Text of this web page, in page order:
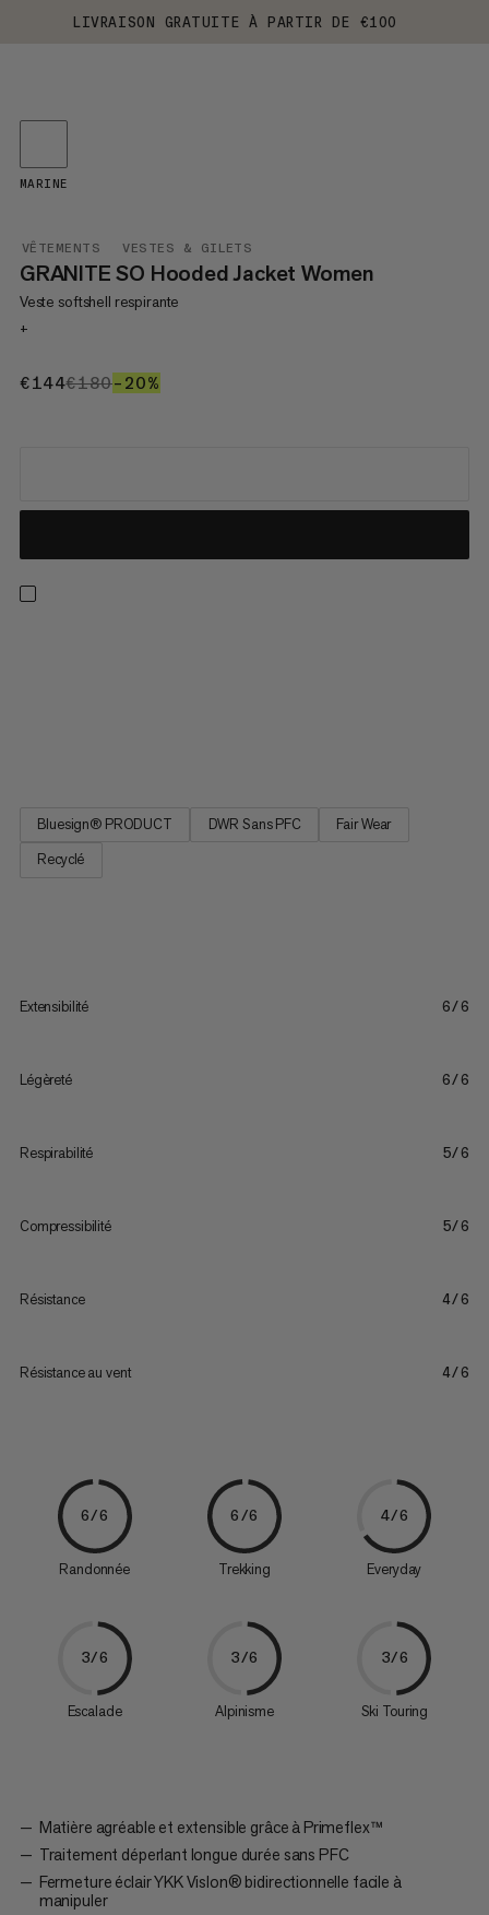
LIVRAISON GRATUITE À PARTIR DE €100
VÊTEMENTS VESTES & GILETS
GRANITE SO Hooded Jacket Women
Veste softshell respirante
+
€144€144
€180€180
–20%
MARINE
Bluesign® PRODUCT DWR Sans PFC
Fair Wear
Recyclé
Extensibilité 6/6
Légèreté 6/6
Respirabilité 5/6
Compressibilité 5/6
Résistance 4/6
Résistance au vent 4/6
6/6
Randonnée
6/6
Trekking
4/6
Everyday
3/6
Escalade
3/6
Alpinisme
3/6
Ski Touring
Matière agréable et extensible grâce à Primeflex™
Traitement déperlant longue durée sans PFC
Fermeture éclair YKK Vislon® bidirectionnelle facile à
manipuler